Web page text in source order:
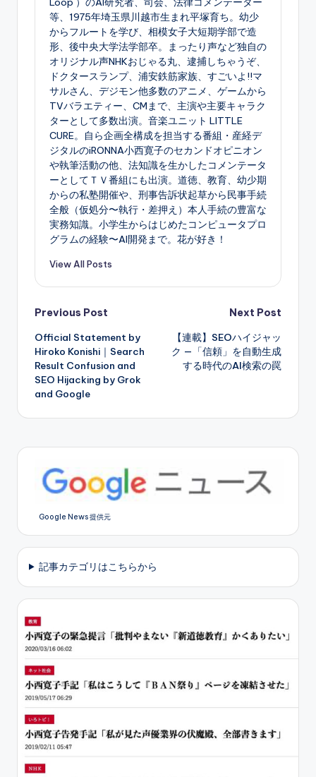
等、1975年埼玉県川越市生まれ平塚育ち。幼少
からフルートを学び、相模女子大短期学部で造
形、後中央大学法学部卒。まったり声など独自の
オリジナル声NHKおじゃる丸、逮捕しちゃうぞ、
ドクタースランプ、浦安鉄筋家族、すごいよ!!マ
サルさん、デジモン他多数のアニメ、ゲームから
TVバラエティー、CMまで、主演や主要キャラク
ターとして多数出演。音楽ユニット LITTLE
CURE。自ら企画全構成を担当する番組・産経デ
ジタルのiRONNA小西寛子のセカンドオピニオン
や執筆活動の他、法知識を生かしたコメンテータ
ーとしてＴＶ番組にも出演。道徳、教育、幼少期
からの私塾開催や、刑事告訴状起草から民事手続
全般（仮処分〜執行・差押え）本人手続の豊富な
実務知識。小学生からはじめたコンピュータプロ
グラムの経験〜AI開発まで。花が好き！
View All Posts
Post
navigation
Previous Post
Official Statement by
Hiroko Konishi｜Search
Result Confusion and
SEO Hijacking by Grok
and Google
Next Post
【連載】SEOハイジャッ
ク —「信頼」を自動生成
する時代のAI検索の罠
Google News 提供元
記事カテゴリはこちらから